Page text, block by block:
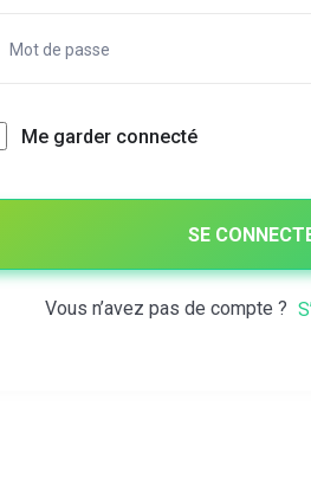
Me garder connecté
SE
Vous n’avez pas de compte ?